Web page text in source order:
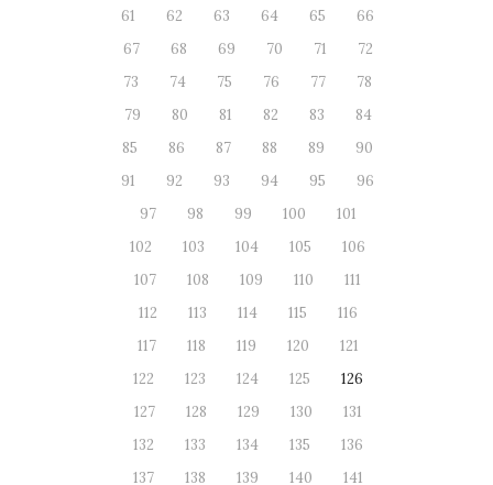
61
62 63 64 65
66
67
68 69 70 71
72
73
74 75 76 77
78
79
80 81 82 83
84
85
86 87 88 89
90
91
92 93 94 95
96
97
98 99 100
101
102
103 104 105
106
107
108 109 110
111
112
113 114 115
116
117
118 119 120
121
122
123 124 125
126
127
128 129 130
131
132
133 134 135
136
137
138 139 140
141